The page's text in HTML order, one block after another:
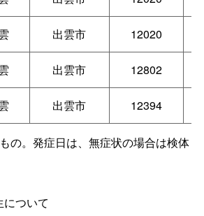
出雲市 12020
出雲市 12802
出雲市 12394
の。発症日は、無症状の場合は検体
について